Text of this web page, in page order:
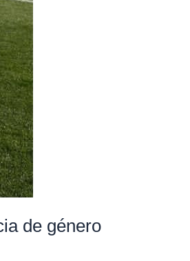
de género